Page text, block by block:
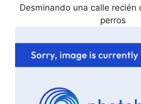
Desminando una calle recién
perros